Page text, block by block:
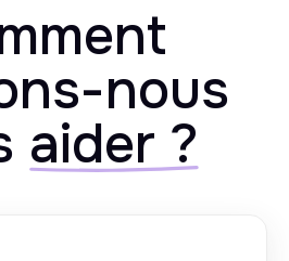
nous
aider ?